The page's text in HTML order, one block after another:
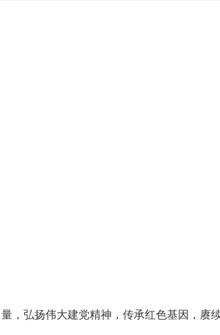
弘扬伟大建党精神，传承红色基因，赓续